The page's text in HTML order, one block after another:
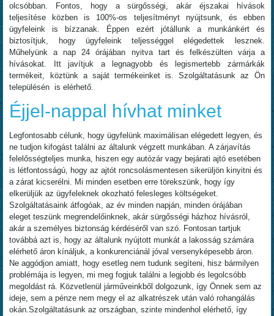
olcsóbban. Fontos, hogy a sürgősségi, akár éjszakai hívások
teljesítése közben is 100%-os teljesítményt nyújtsunk, és ebben
ügyfeleink is bízzanak. Éppen ezért jótállunk a munkánkért és
biztosítjuk, hogy ügyfeleink teljességgel elégedettek lesznek.
Műhelyünk a nap 24 órájában nyitva tart és felkészülten várja a
hívásokat. Itt javítjuk a legnagyobb és legismertebb zármárkák
termékeit, köztünk a saját termékeinket is. Szolgáltatásunk az Ön
településén is elérhető.
Éjjel-nappal hívhat minket
Legfontosabb célunk, hogy ügyfelünk maximálisan elégedett legyen, és
ne tudjon kifogást találni az általunk végzett munkában. A zárjavítás
felelősségteljes munka, hiszen egy autózár vagy bejárati ajtó esetében
is létfontosságú, hogy az ajtót roncsolásmentesen sikerüljön kinyitni és
a zárat kicserélni. Mi minden esetben erre törekszünk, hogy így
elkerüljük az ügyfeleknek okozható felesleges költségeket.
Szolgáltatásaink átfogóak, az év minden napján, minden órájában
eleget teszünk megrendelőinknek, akár sürgősségi házhoz hívásról,
akár a személyes biztonság kérdéséről van szó. Fontosan tartjuk
továbbá azt is, hogy az általunk nyújtott munkát a lakosság számára
elérhető áron kínáljuk, a konkurenciánál jóval versenyképesebb áron.
Ne aggódjon amiatt, hogy esetleg nem tudunk segíteni, hisz bármilyen
problémája is legyen, mi meg fogjuk találni a legjobb és legolcsóbb
megoldást rá. Közvetlenül járműveinkből dolgozunk, így Önnek sem az
ideje, sem a pénze nem megy el az alkatrészek után való rohangálás
okán.Szolgáltatásunk az országban, szinte mindenhol elérhető, így